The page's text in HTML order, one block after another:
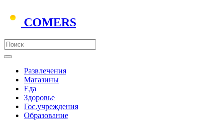
COMERS
Развлечения
Магазины
Еда
Здоровье
Гос.учреждения
Образование